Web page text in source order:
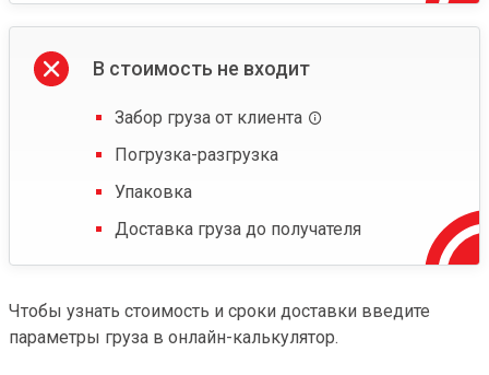
В стоимость не входит
Забор груза от клиента
Погрузка-разгрузка
Упаковка
Доставка груза до получателя
Чтобы узнать стоимость и сроки доставки введите
параметры груза в онлайн-калькулятор.